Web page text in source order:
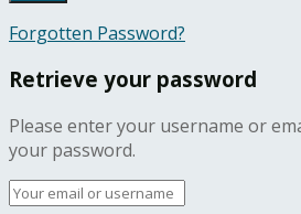
Forgotten Password?
Retrieve your password
Please enter your username or
your password.